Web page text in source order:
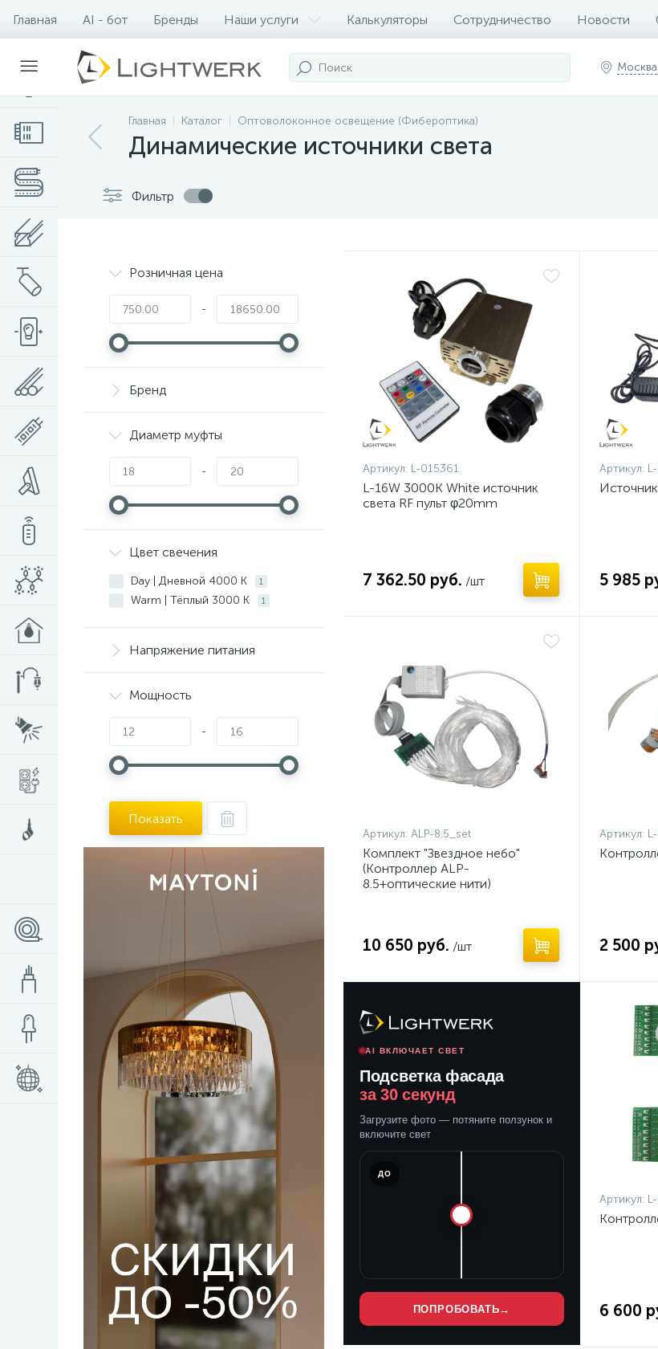
Главная AI - бот Бренды Наши услуги Калькуляторы Сотрудничество Новости
Контакты
Москва
Главная Каталог Оптоволоконное освещение (Фибероптика)
Динамические источники света
Фильтр
Розничная цена
-
Бренд
Диаметр муфты
-
Цвет свечения
Day | Дневной 4000 K 1
Warm | Тёплый 3000 K 1
Напряжение питания
Мощность
-
Показать
Артикул: L-015361
L-16W 3000K White источник
света RF пульт φ20mm
7 362.50 руб. /шт
Артикул:
5 985
Артикул: ALP-8.5_set
Комплект "Звездное небо"
(Контроллер ALP-
8.5+оптические нити)
10 650 руб. /шт
Артикул:
2 500
AI ВКЛЮЧАЕТ СВЕТ
Подсветка фасада
за 30 секунд
Загрузите фото — потяните ползунок и
включите свет
ДО
ПОПРОБОВАТЬ→
Артикул:
6 600